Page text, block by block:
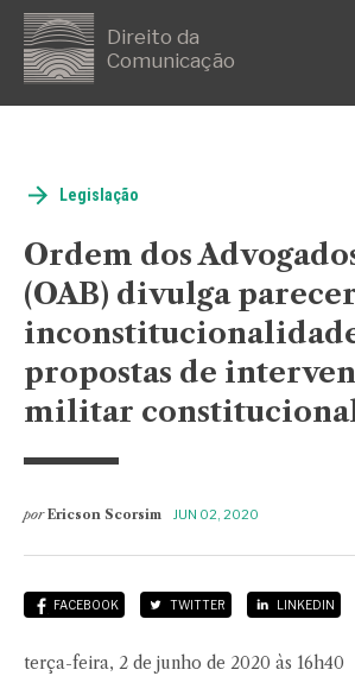
Direito da
Comunicação
Legislação
Ordem dos
(OAB) divulga
propostas de
militar
por Ericson Scorsim JUN 02, 2020
FACEBOOK TWITTER LINKEDIN
terça-feira, 2 de junho de 2020 às 16h40